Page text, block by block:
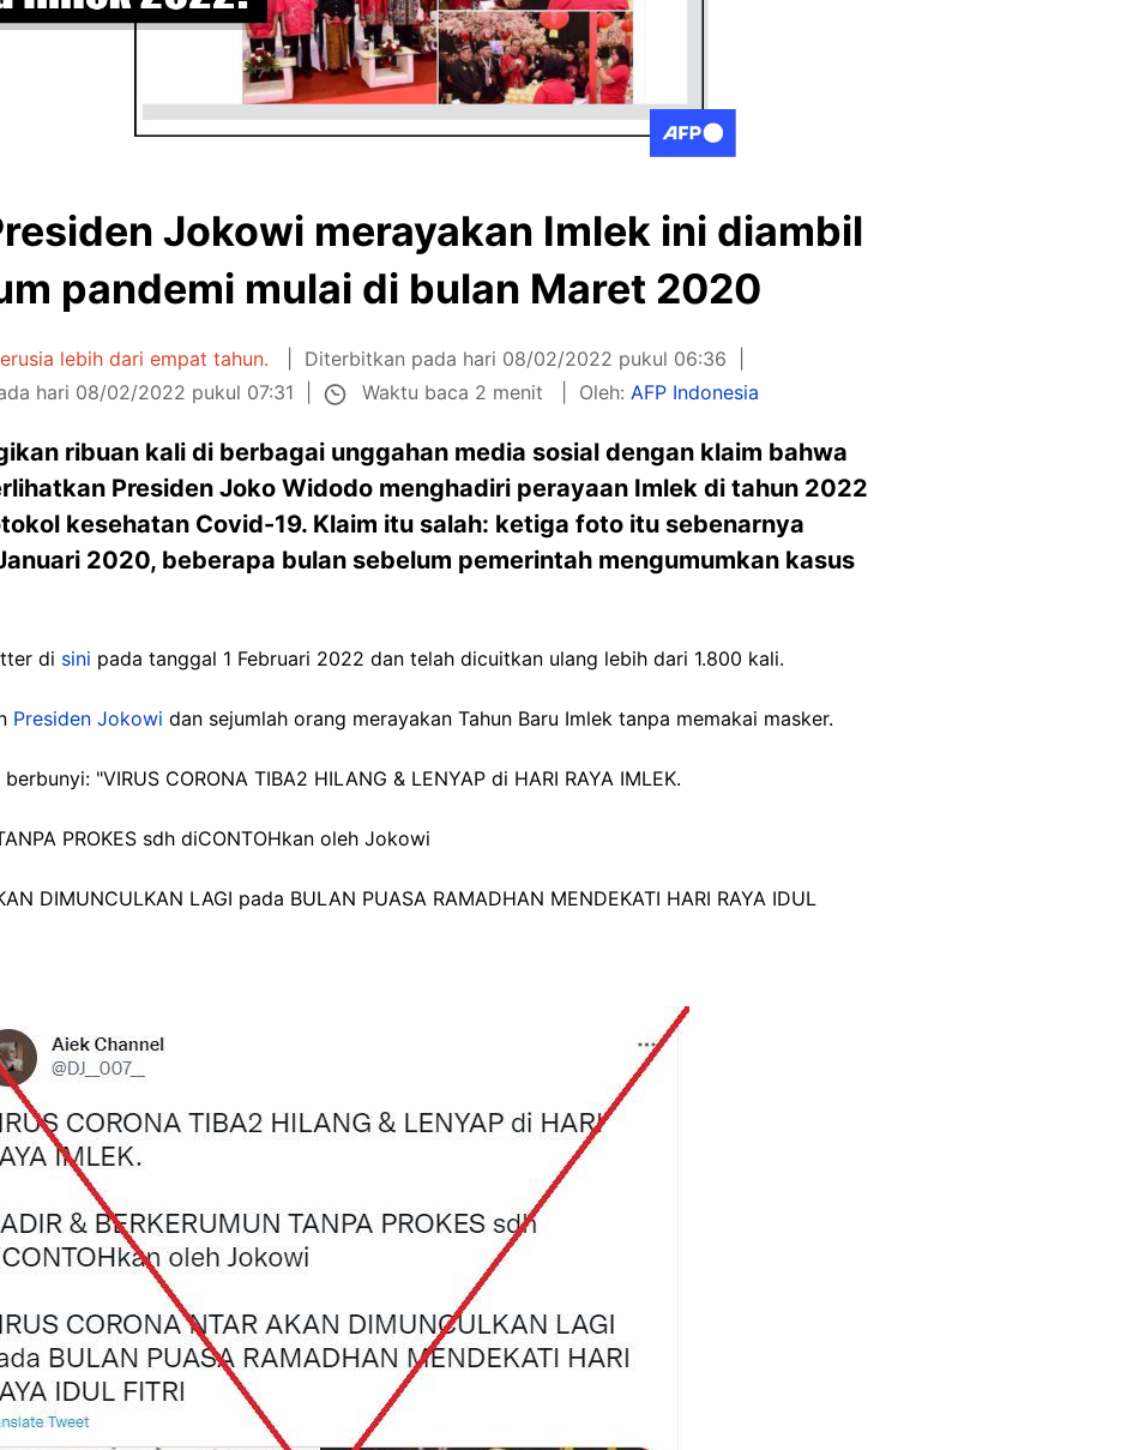
Jokowi merayakan Imlek ini diambil
pandemi mulai di bulan Maret 2020
lebih dari empat tahun.
Diterbitkan pada hari 08/02/2022 pukul 06:36
hari 08/02/2022 pukul 07:31
Waktu baca 2 menit Oleh: AFP Indonesia
ribuan kali di berbagai unggahan media sosial dengan klaim bahwa
Presiden Joko Widodo menghadiri perayaan Imlek di tahun 2022
kesehatan Covid-19. Klaim itu salah: ketiga foto itu sebenarnya
2020, beberapa bulan sebelum pemerintah mengumumkan kasus
di sini pada tanggal 1 Februari 2022 dan telah dicuitkan ulang lebih dari 1.800 kali.
Presiden Jokowi dan sejumlah orang merayakan Tahun Baru Imlek tanpa memakai masker.
"VIRUS CORONA TIBA2 HILANG & LENYAP di HARI RAYA IMLEK.
PROKES sdh diCONTOHkan oleh Jokowi
DIMUNCULKAN LAGI pada BULAN PUASA RAMADHAN MENDEKATI HARI RAYA IDUL